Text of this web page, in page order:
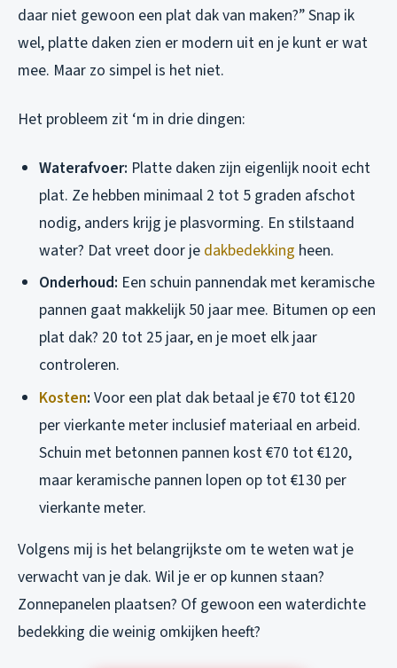
daar niet gewoon een plat dak van maken?” Snap ik
wel, platte daken zien er modern uit en je kunt er wat
mee. Maar zo simpel is het niet.
Het probleem zit ‘m in drie dingen:
Waterafvoer: Platte daken zijn eigenlijk nooit echt
plat. Ze hebben minimaal 2 tot 5 graden afschot
nodig, anders krijg je plasvorming. En stilstaand
water? Dat vreet door je dakbedekking heen.
Onderhoud: Een schuin pannendak met keramische
pannen gaat makkelijk 50 jaar mee. Bitumen op een
plat dak? 20 tot 25 jaar, en je moet elk jaar
controleren.
Kosten: Voor een plat dak betaal je €70 tot €120
per vierkante meter inclusief materiaal en arbeid.
Schuin met betonnen pannen kost €70 tot €120,
maar keramische pannen lopen op tot €130 per
vierkante meter.
Volgens mij is het belangrijkste om te weten wat je
verwacht van je dak. Wil je er op kunnen staan?
Zonnepanelen plaatsen? Of gewoon een waterdichte
bedekking die weinig omkijken heeft?